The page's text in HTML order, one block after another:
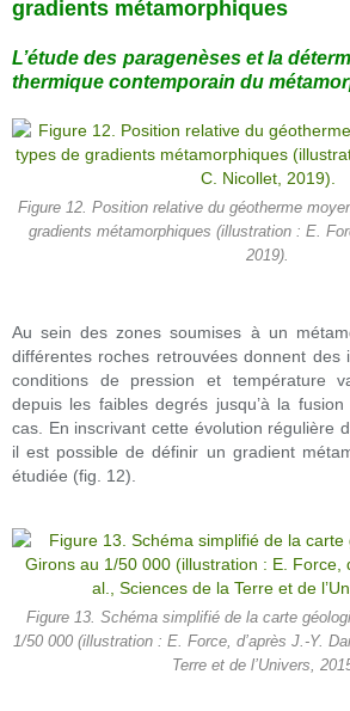
gradients métamorphiques
L’étude des paragenèses et la
thermique contemporain du
Figure 12. Position relative du géotherme
gradients métamorphiques (illustration : E.
2019).
Au sein des zones soumises à un
différentes roches retrouvées donnent des
conditions de pression et température
depuis les faibles degrés jusqu’à la
cas. En inscrivant cette évolution régulière
il est possible de définir un gradient
étudiée (fig. 12).
Figure 13. Schéma simplifié de la carte
1/50 000 (illustration : E. Force, d’après J.-Y.
Terre et de l’Univers,